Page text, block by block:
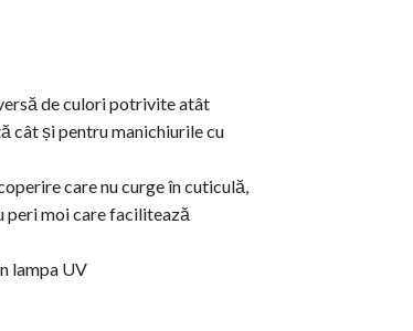
de culori potrivite atât
cât și pentru manichiurile cu
care nu curge în cuticulă,
peri moi care facilitează
lampa UV